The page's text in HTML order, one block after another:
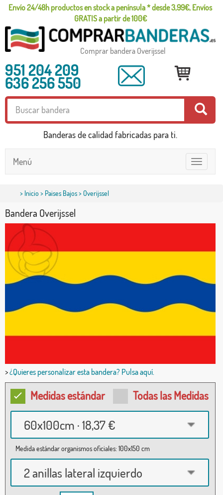
Envío 24/48h productos en stock a península * desde 3,99€, Envíos
GRATIS a partir de 100€
Comprar bandera Overijssel
951 204 209
636 256 550
Banderas de calidad fabricadas para ti.
Toggle
navigation
Menú
> Inicio> Paises Bajos> Overijssel
Bandera Overijssel
>¿Quieres personalizar esta bandera? Pulsa aquí.
Medidas estándar Todas las Medidas
60x100cm · 18,37 €
Medida estándar organismos oficiales: 100x150 cm
2 anillas lateral izquierdo